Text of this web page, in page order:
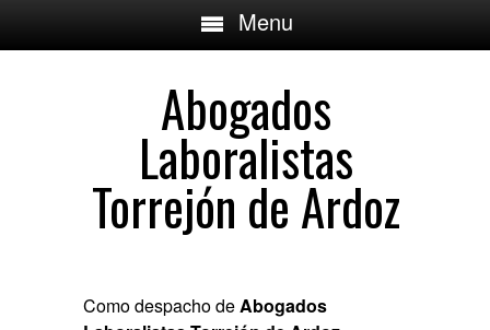
Menu
Abogados
Laboralistas
Torrejón de Ardoz
Como despacho deAbogados